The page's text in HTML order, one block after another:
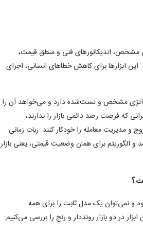
مشخص، اندیکاتورهای فنی و منطق قیمت،
ابزارها برای کاهش خطاهای انسانی، اجرای
مشخص و تست‌شده دارد و می‌خواهد آن را
که فرصت رصد دائمی بازار را ندارند،
و مدیریت معامله را خودکار کنند. ربات زمانی
و الگوریتم برای همان وضعیت قیمتی، یعنی بازار
و نمی‌توان یک مدل ثابت را برای همه
در دو بازار رونددار و رنج را بررسی می‌کنیم: